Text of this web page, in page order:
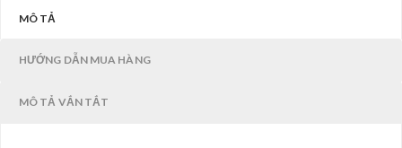
MÔ TẢ
HƯỚNG DẪN MUA HÀNG
MÔ TẢ VẮN TẮT